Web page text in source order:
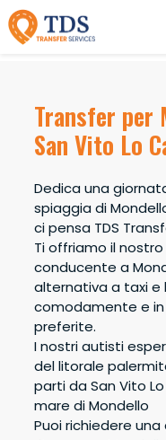
Transfer per
San Vito Lo
Dedica una
spiaggia di
ci pensa TDS
Ti offriamo il
conducente a
alternativa a taxi e
comodamente e
preferite.
I nostri autisti
del litorale
parti da San Vito
mare di Mondello
Puoi richiedere
Seleziona
Seleziona una
Solo Andata
Passeggeri0
Adulti
Bambini
Andata
Ritorno
Seleziona
Passeggeri0
Adulti
Bambini
Totale
€0,00